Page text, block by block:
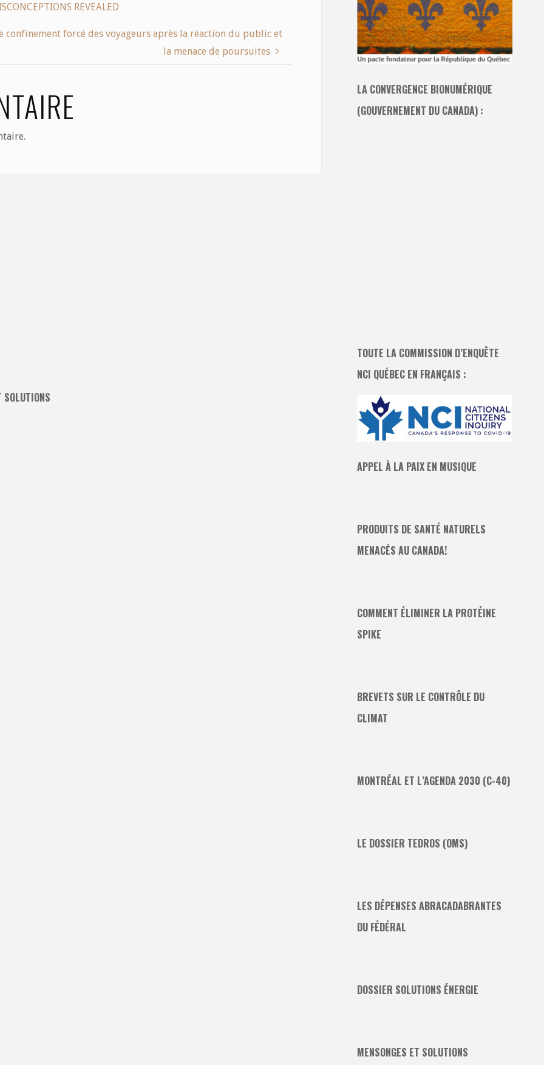
REVEALED
forcé des voyageurs après la réaction du public et
la menace de poursuites
LA CONVERGENCE BIONUMÉRIQUE
(GOUVERNEMENT DU CANADA) :
TOUTE LA COMMISSION D’ENQUÊTE
NCI QUÉBEC EN FRANÇAIS :
APPEL À LA PAIX EN MUSIQUE
PRODUITS DE SANTÉ NATURELS
MENACÉS AU CANADA!
COMMENT ÉLIMINER LA PROTÉINE
SPIKE
BREVETS SUR LE CONTRÔLE DU
CLIMAT
MONTRÉAL ET L’AGENDA 2030 (C-40)
LE DOSSIER TEDROS (OMS)
LES DÉPENSES ABRACADABRANTES
DU FÉDÉRAL
DOSSIER SOLUTIONS ÉNERGIE
MENSONGES ET SOLUTIONS